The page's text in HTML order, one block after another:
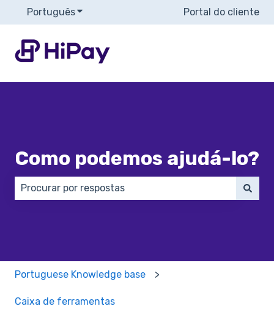
PortuguêsMostrar submenu para traduções
Portal do cliente
Como podemos ajudá-lo?
Portuguese Knowledge base
Caixa de ferramentas